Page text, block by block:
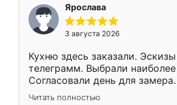
Ярослава
3 августа 2026
Кухню здесь заказали.
телеграмм. Выбрали
Согласовали день для
недели кухня была уже
Читать полностью